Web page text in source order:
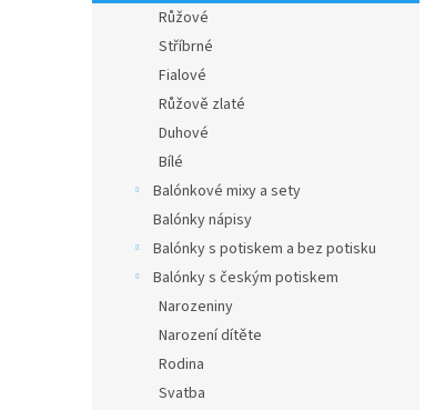
Růžové
Stříbrné
Fialové
Růžově zlaté
Duhové
Bílé
Balónkové mixy a sety
Balónky nápisy
Balónky s potiskem a bez potisku
Balónky s českým potiskem
Narozeniny
Narození dítěte
Rodina
Svatba